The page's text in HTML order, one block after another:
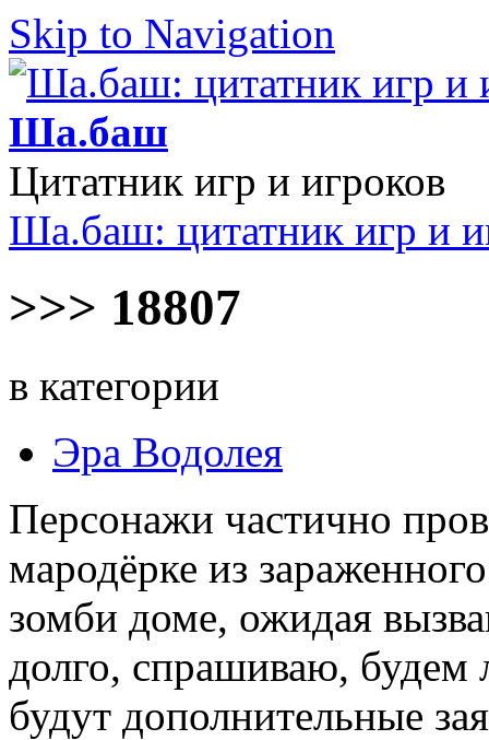
Skip to Navigation
Ша.баш
Цитатник игр и игроков
Ша.баш: цитатник игр и
>>> 18807
в категории
Эра Водолея
Персонажи частично
мародёрке из
зомби доме, ожидая
долго, спрашиваю, будем
будут дополнительные